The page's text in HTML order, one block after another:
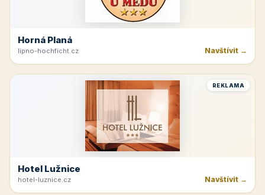
Horná Planá
lipno-hochficht.cz Navštívit →
REKLAMA
Hotel Lužnice
hotel-luznice.cz Navštívit →